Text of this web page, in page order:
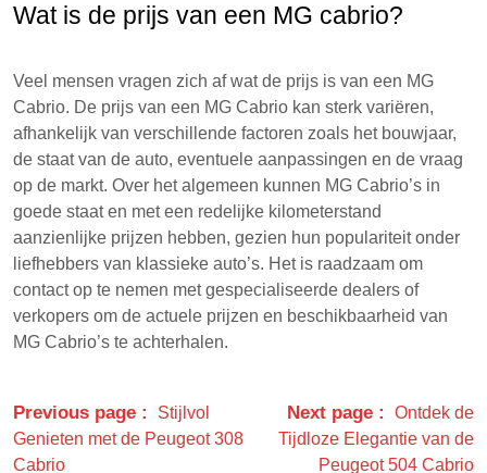
Wat is de prijs van een MG cabrio?
Veel mensen vragen zich af wat de prijs is van een MG
Cabrio. De prijs van een MG Cabrio kan sterk variëren,
afhankelijk van verschillende factoren zoals het bouwjaar,
de staat van de auto, eventuele aanpassingen en de vraag
op de markt. Over het algemeen kunnen MG Cabrio’s in
goede staat en met een redelijke kilometerstand
aanzienlijke prijzen hebben, gezien hun populariteit onder
liefhebbers van klassieke auto’s. Het is raadzaam om
contact op te nemen met gespecialiseerde dealers of
verkopers om de actuele prijzen en beschikbaarheid van
MG Cabrio’s te achterhalen.
Previous page
Stijlvol
Genieten met de Peugeot 308
Cabrio
Next page
Ontdek de
Tijdloze Elegantie van de
Peugeot 504 Cabrio